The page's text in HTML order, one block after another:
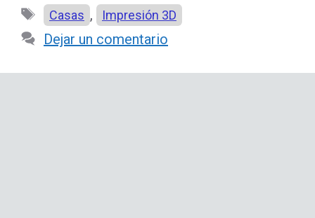
Etiquetas
Casas , Impresión 3D
Dejar un comentario